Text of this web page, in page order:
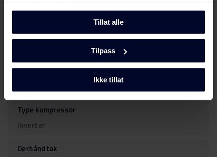
Tillat alle
Tilpass
Ikke tillat
C
Lydnivå i db(A)
Klimaklasse
Type kompressor
Inverter
Dørhåndtak